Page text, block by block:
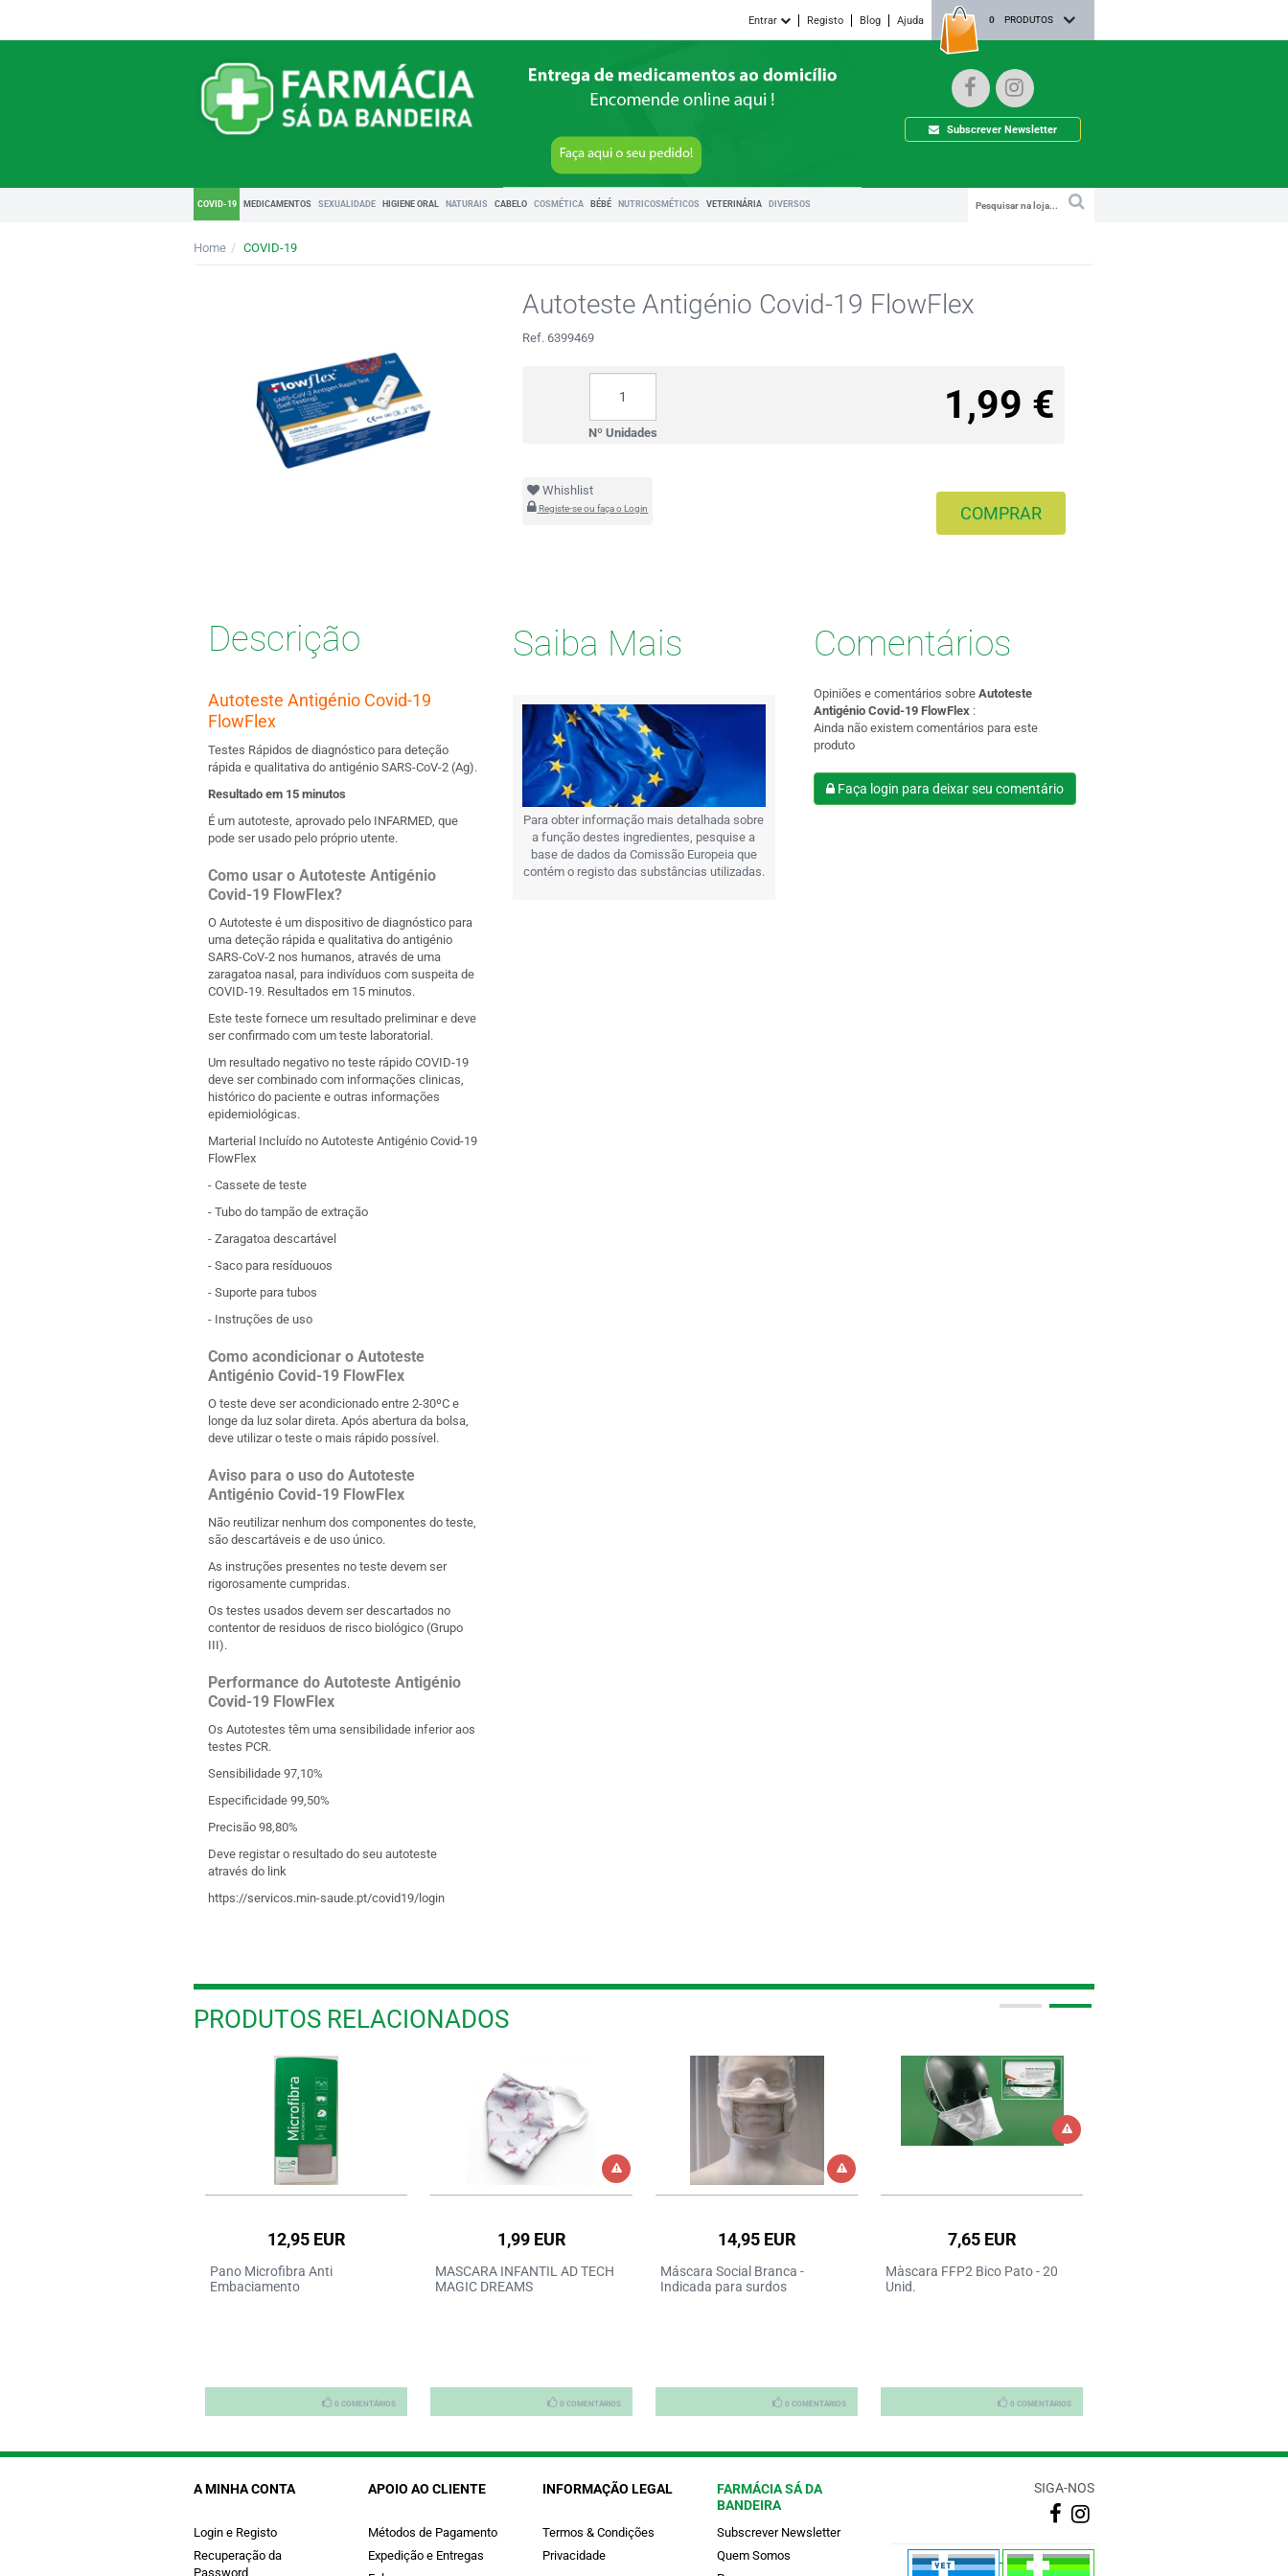
0 PRODUTOS
Entrar Registo Blog Ajuda
Subscrever Newsletter
COVID-19 MEDICAMENTOS SEXUALIDADE HIGIENE ORAL NATURAIS CABELO COSMÉTICA BÉBÉ NUTRICOSMÉTICOS VETERINÁRIA DIVERSOS
Home COVID-19
Autoteste Antigénio Covid-19 FlowFlex
Ref. 6399469
1,99 €
Nº Unidades
Whishlist
Registe-se ou faça o Login COMPRAR
Descrição
Autoteste Antigénio Covid-19
FlowFlex
Testes Rápidos de diagnóstico para deteção
rápida e qualitativa do antigénio SARS-CoV-2 (Ag).
Resultado em 15 minutos
É um autoteste, aprovado pelo INFARMED, que
pode ser usado pelo próprio utente.
Como usar o Autoteste Antigénio
Covid-19 FlowFlex?
O Autoteste é um dispositivo de diagnóstico para
uma deteção rápida e qualitativa do antigénio
SARS-CoV-2 nos humanos, através de uma
zaragatoa nasal, para indivíduos com suspeita de
COVID-19. Resultados em 15 minutos.
Este teste fornece um resultado preliminar e deve
ser confirmado com um teste laboratorial.
Um resultado negativo no teste rápido COVID-19
deve ser combinado com informações clinicas,
histórico do paciente e outras informações
epidemiológicas.
Marterial Incluído no Autoteste Antigénio Covid-19
FlowFlex
- Cassete de teste
- Tubo do tampão de extração
- Zaragatoa descartável
- Saco para resíduouos
- Suporte para tubos
- Instruções de uso
Como acondicionar o Autoteste
Antigénio Covid-19 FlowFlex
O teste deve ser acondicionado entre 2-30ºC e
longe da luz solar direta. Após abertura da bolsa,
deve utilizar o teste o mais rápido possível.
Aviso para o uso do Autoteste
Antigénio Covid-19 FlowFlex
Não reutilizar nenhum dos componentes do teste,
são descartáveis e de uso único.
As instruções presentes no teste devem ser
rigorosamente cumpridas.
Os testes usados devem ser descartados no
contentor de residuos de risco biológico (Grupo
III).
Performance do Autoteste Antigénio
Covid-19 FlowFlex
Os Autotestes têm uma sensibilidade inferior aos
testes PCR.
Sensibilidade 97,10%
Especificidade 99,50%
Precisão 98,80%
Deve registar o resultado do seu autoteste
através do link
https://servicos.min-saude.pt/covid19/login
Saiba Mais
Para obter informação mais detalhada sobre
a função destes ingredientes, pesquise a
base de dados da Comissão Europeia que
contém o registo das substâncias utilizadas.
Comentários
Opiniões e comentários sobre Autoteste
Antigénio Covid-19 FlowFlex:
Ainda não existem comentários para este
produto
Faça login para deixar seu comentário
PRODUTOS RELACIONADOS
12,95 EUR
Pano Microfibra Anti
Embaciamento
0 COMENTÁRIOS
1,99 EUR
MASCARA INFANTIL AD TECH
MAGIC DREAMS
0 COMENTÁRIOS
14,95 EUR
Máscara Social Branca -
Indicada para surdos
0 COMENTÁRIOS
7,65 EUR
Màscara FFP2 Bico Pato - 20
Unid.
0 COMENTÁRIOS
A MINHA CONTA
Login e Registo
Recuperação da
Password
APOIO AO CLIENTE
Métodos de Pagamento
Expedição e Entregas
INFORMAÇÃO LEGAL
Termos & Condições
Privacidade
FARMÁCIA SÁ DA
BANDEIRA
Subscrever Newsletter
Quem Somos
SIGA-NOS